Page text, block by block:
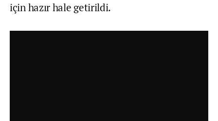
için hazır hale getirildi.